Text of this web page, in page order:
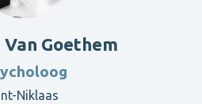
Van Goethem
Niklaas